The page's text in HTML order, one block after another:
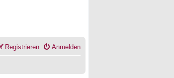
Anmelden
Registrieren